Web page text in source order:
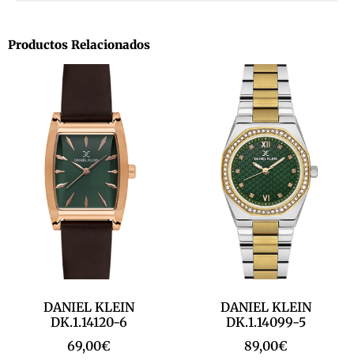
Productos Relacionados
DANIEL KLEIN
DK.1.14120-6
69,00€
DANIEL KLEIN
DK.1.14099-5
89,00€